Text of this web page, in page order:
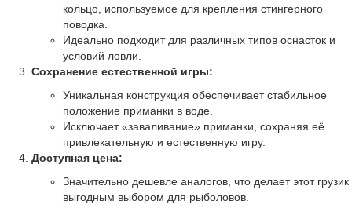
кольцо, используемое для крепления стингерного
поводка.
Идеально подходит для различных типов оснасток и
условий ловли.
Сохранение естественной игры:
Уникальная конструкция обеспечивает стабильное
положение приманки в воде.
Исключает «заваливание» приманки, сохраняя её
привлекательную и естественную игру.
Доступная цена:
Значительно дешевле аналогов, что делает этот грузик
выгодным выбором для рыболовов.